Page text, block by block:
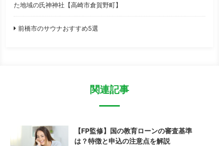
た地域の氏神神社【高崎市倉賀野町】
前橋市のサウナおすすめ5選
関連記事
【FP監修】国の教育ローンの審査基準
は？特徴と申込の注意点を解説